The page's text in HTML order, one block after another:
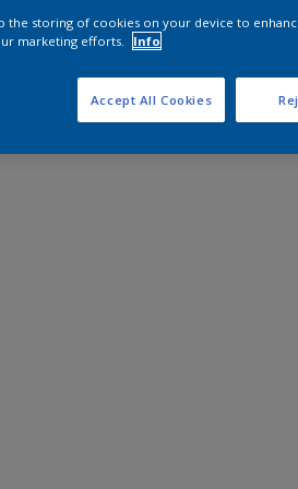
the storing of cookies on your device to
marketing efforts.
Info
Accept All Cookies